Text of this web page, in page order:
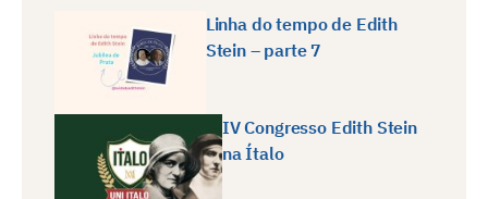
Linha do tempo de Edith
Stein – parte 7
IV Congresso Edith Stein
na Ítalo